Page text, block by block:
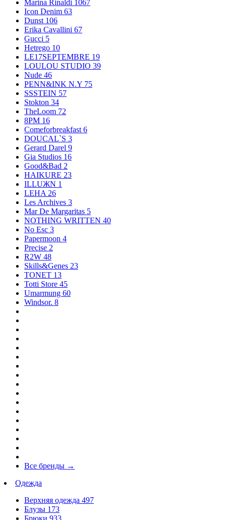
Marina Rinaldi 1067
Icon Denim 63
Dunst 106
Erika Cavallini 67
Gucci 5
Hetrego 10
LE17SEPTEMBRE 19
LOULOU STUDIO 39
Nude 46
PENN&INK N.Y 75
SSSTEIN 57
Stokton 34
TheLoom 72
8PM 16
Comeforbreakfast 6
DOUCAL`S 3
Gerard Darel 9
Gia Studios 16
Good&Bad 2
HAIKURE 23
ILLUЖN 1
LEHA 26
Les Archives 3
Mar De Margaritas 5
NOTHING WRITTEN 40
No Esc 3
Papermoon 4
Precise 2
R2W 48
Skills&Genes 23
TONET 13
Totti Store 45
Umarmung 60
Windsor. 8
Все бренды →
Одежда
Верхняя одежда 497
Блузы 173
Брюки 933